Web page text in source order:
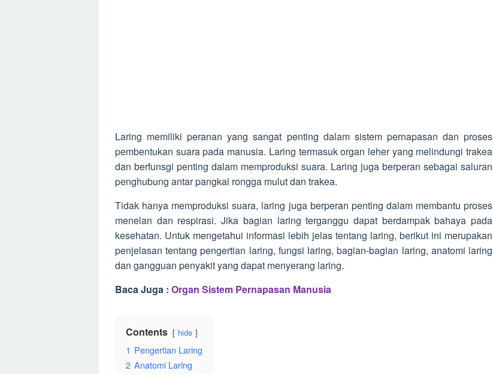
Laring memiliki peranan yang sangat penting dalam sistem pernapasan dan proses
pembentukan suara pada manusia. Laring termasuk organ leher yang melindungi trakea
dan berfunsgi penting dalam memproduksi suara. Laring juga berperan sebagai saluran
penghubung antar pangkal rongga mulut dan trakea.
Tidak hanya memproduksi suara, laring juga berperan penting dalam membantu proses
menelan dan respirasi. Jika bagian laring terganggu dapat berdampak bahaya pada
kesehatan. Untuk mengetahui informasi lebih jelas tentang laring, berikut ini merupakan
penjelasan tentang pengertian laring, fungsi laring, bagian-bagian laring, anatomi laring
dan gangguan penyakit yang dapat menyerang laring.
Baca Juga : Organ Sistem Pernapasan Manusia
Contents hide
1 Pengertian Laring
2 Anatomi Laring